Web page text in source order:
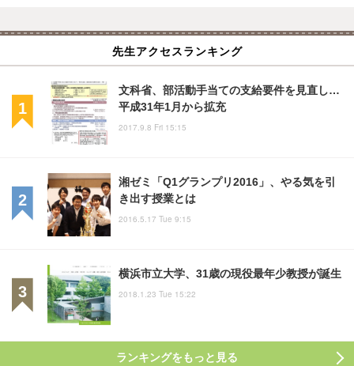
先生アクセスランキング
文科省、部活動手当ての支給要件を見直し…
平成31年1月から拡充
2017.9.8 Fri 15:15
湘ゼミ「Q1グランプリ2016」、やる気を引
き出す授業とは
2016.5.17 Tue 9:15
横浜市立大学、31歳の現役最年少教授が誕生
2018.1.23 Tue 15:22
ランキングをもっと見る